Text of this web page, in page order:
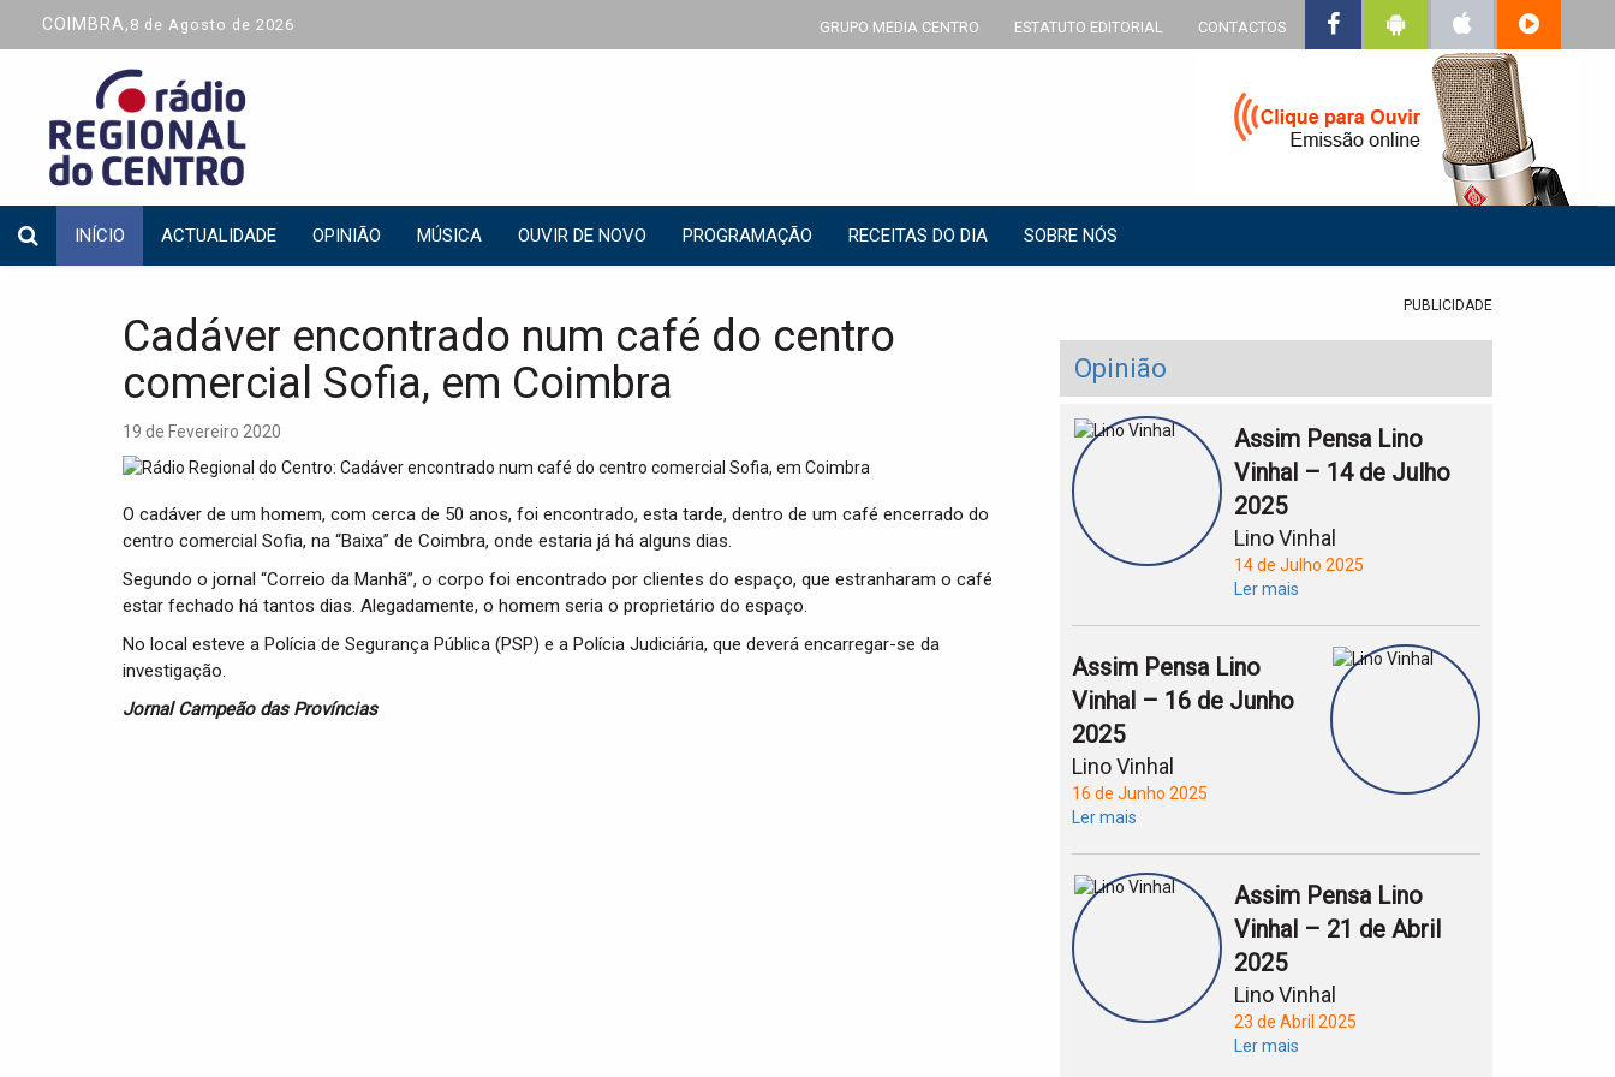
COIMBRA, 8 de Agosto de 2026 GRUPO MEDIA CENTRO ESTATUTO EDITORIAL CONTACTOS
INÍCIO ACTUALIDADE OPINIÃO MÚSICA OUVIR DE NOVO PROGRAMAÇÃO RECEITAS DO DIA SOBRE NÓS
Cadáver encontrado num café do centro
comercial Sofia, em Coimbra
19 de Fevereiro 2020
O cadáver de um homem, com cerca de 50 anos, foi encontrado, esta tarde, dentro de um café encerrado do
centro comercial Sofia, na “Baixa” de Coimbra, onde estaria já há alguns dias.
Segundo o jornal “Correio da Manhã”, o corpo foi encontrado por clientes do espaço, que estranharam o café
estar fechado há tantos dias. Alegadamente, o homem seria o proprietário do espaço.
No local esteve a Polícia de Segurança Pública (PSP) e a Polícia Judiciária, que deverá encarregar-se da
investigação.
Jornal Campeão das Províncias
PUBLICIDADE
Opinião
Assim Pensa Lino
Vinhal – 14 de Julho
2025
Lino Vinhal
14 de Julho 2025
Ler mais
Assim Pensa Lino
Vinhal – 16 de Junho
2025
Lino Vinhal
16 de Junho 2025
Ler mais
Assim Pensa Lino
Vinhal – 21 de Abril
2025
Lino Vinhal
23 de Abril 2025
Ler mais